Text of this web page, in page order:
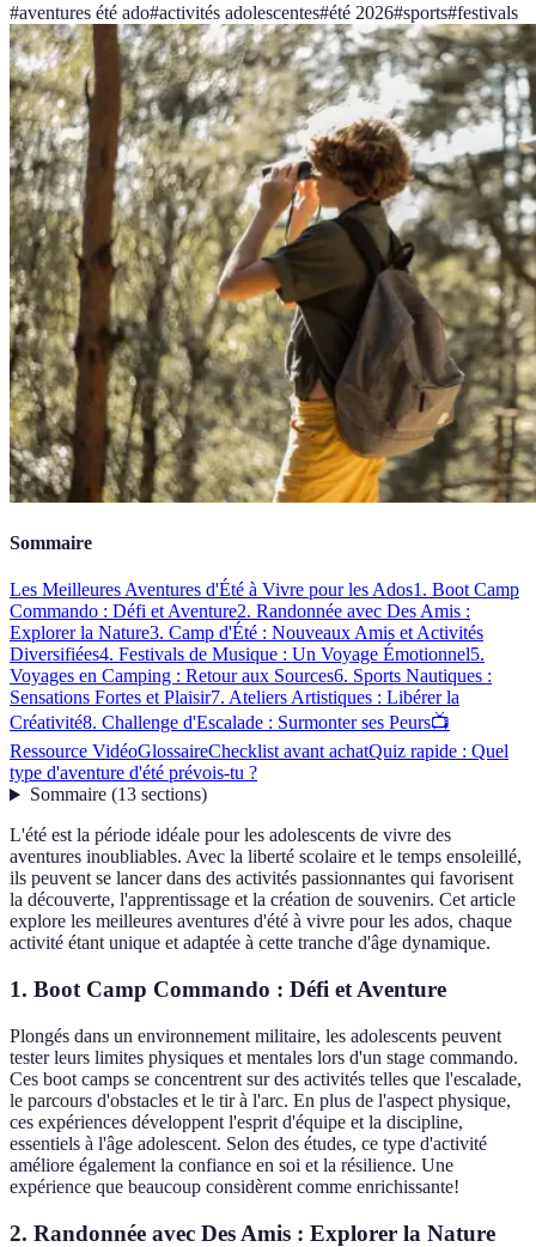
#aventures été ado#activités adolescentes#été 2026#sports#festivals
Sommaire
Les Meilleures Aventures d'Été à Vivre pour les Ados1. Boot Camp
Commando : Défi et Aventure2. Randonnée avec Des Amis :
Explorer la Nature3. Camp d'Été : Nouveaux Amis et Activités
Diversifiées4. Festivals de Musique : Un Voyage Émotionnel5.
Voyages en Camping : Retour aux Sources6. Sports Nautiques :
Sensations Fortes et Plaisir7. Ateliers Artistiques : Libérer la
Créativité8. Challenge d'Escalade : Surmonter ses Peurs📺
Ressource VidéoGlossaireChecklist avant achatQuiz rapide : Quel
type d'aventure d'été prévois-tu ?
Sommaire(13 sections)
L'été est la période idéale pour les adolescents de vivre des
aventures inoubliables. Avec la liberté scolaire et le temps ensoleillé,
ils peuvent se lancer dans des activités passionnantes qui favorisent
la découverte, l'apprentissage et la création de souvenirs. Cet article
explore les meilleures aventures d'été à vivre pour les ados, chaque
activité étant unique et adaptée à cette tranche d'âge dynamique.
1. Boot Camp Commando : Défi et Aventure
Plongés dans un environnement militaire, les adolescents peuvent
tester leurs limites physiques et mentales lors d'un stage commando.
Ces boot camps se concentrent sur des activités telles que l'escalade,
le parcours d'obstacles et le tir à l'arc. En plus de l'aspect physique,
ces expériences développent l'esprit d'équipe et la discipline,
essentiels à l'âge adolescent. Selon des études, ce type d'activité
améliore également la confiance en soi et la résilience. Une
expérience que beaucoup considèrent comme enrichissante!
2. Randonnée avec Des Amis : Explorer la Nature